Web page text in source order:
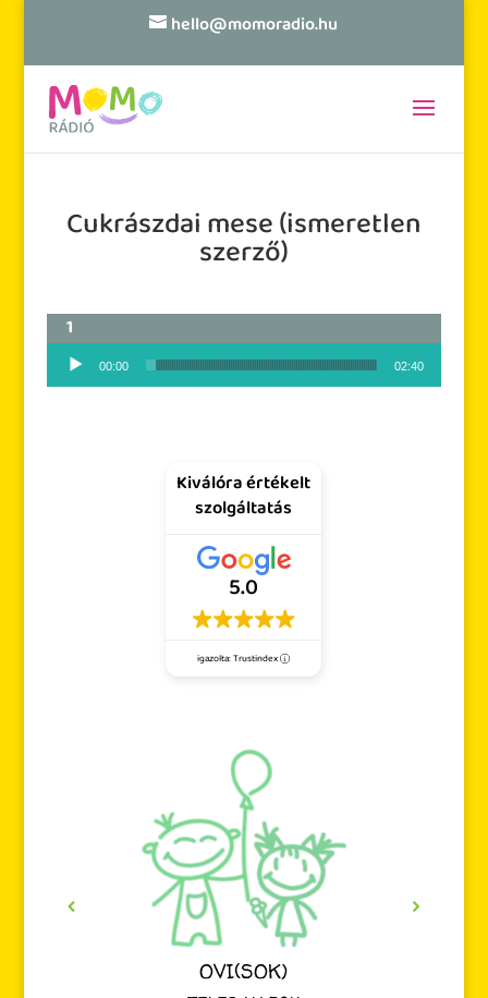
hello@momoradio.hu
Cukrászdai mese (ismeretlen
szerző)
Audió lejátszó
00:00 02:40
Kiválóra értékelt
szolgáltatás
5.0
igazolta: Trustindex
OVI(SOK)